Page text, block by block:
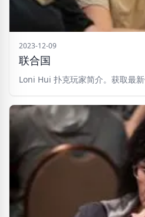
2023-12-09
联合国
Loni Hui 扑克玩家简介。获取最新